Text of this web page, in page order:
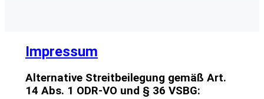
Impressum
Alternative Streitbeilegung gemäß Art.
14 Abs. 1 ODR-VO und § 36 VSBG: